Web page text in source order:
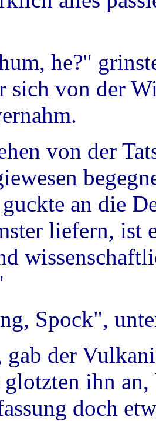
he?"
sich von der
von der
an die
liefern, ist
Spock",
der
ihn an,
doch